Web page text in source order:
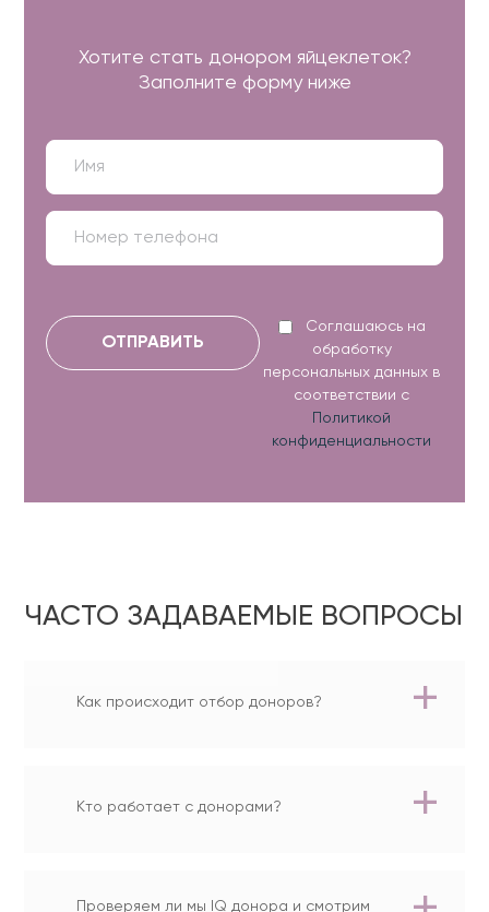
Хотите стать донором яйцеклеток?
Заполните форму ниже
ОТПРАВИТЬ
Соглашаюсь на
обработку
персональных данных в
соответствии с
Политикой
конфиденциальности
ЧАСТО ЗАДАВАЕМЫЕ ВОПРОСЫ
Как происходит отбор доноров?
Кто работает с донорами?
Проверяем ли мы IQ донора и смотрим